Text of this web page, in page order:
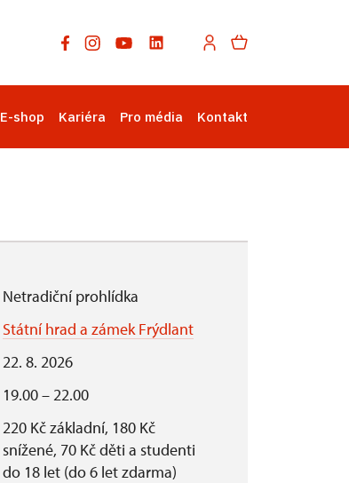
E-shop Kariéra Pro média Kontakt
Netradiční prohlídka
Státní hrad a zámek Frýdlant
22. 8. 2026
19.00 – 22.00
220 Kč základní, 180 Kč
snížené, 70 Kč děti a studenti
do 18 let (do 6 let zdarma)